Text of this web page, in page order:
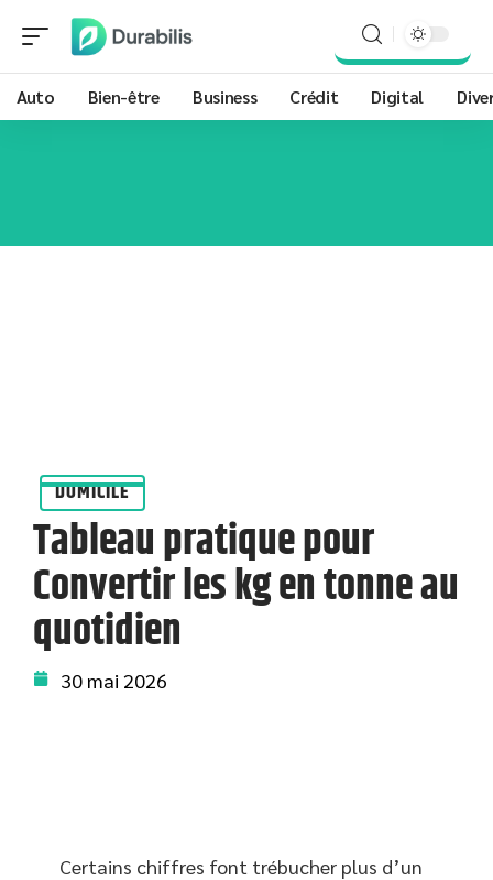
Auto Bien-être Business Crédit Digital
DOMICILE
Tableau pratique pour
Convertir les kg en tonne au
quotidien
30 mai 2026
Certains chiffres font trébucher plus d’un